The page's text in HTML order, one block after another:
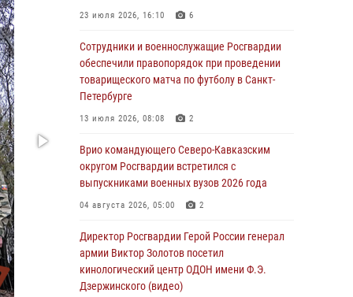
Республике Калмыкия исполнилось 20 лет
В Кабардино-Балкарии сотрудники
Росгвардии провели турнир по настольному
теннису ко Дню физкультурника
08 августа 2026, 07:00
Росгвардейцы обеспечили безопасность
«Поезда Победы» в Кузбассе
08 августа 2026, 07:00
медикам и девушке с ограниченными
возможностями здоровья (видео)
08 августа 2026, 06:32 1
23 июля 2026, 16:10 6
Сотрудники и военнослужащие Росгвардии
обеспечили правопорядок при проведении
товарищеского матча по футболу в Санкт-
Петербурге
13 июля 2026, 08:08 2
Врио командующего Северо-Кавказским
округом Росгвардии встретился с
выпускниками военных вузов 2026 года
04 августа 2026, 05:00 2
Директор Росгвардии Герой России генерал
армии Виктор Золотов посетил
кинологический центр ОДОН имени Ф.Э.
Дзержинского (видео)